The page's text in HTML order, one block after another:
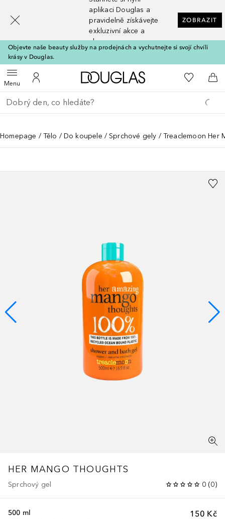
aplikaci Douglas a
pravidelně získávejte
exkluzivní akce a
slevy
ZOBRAZIT
Objevte naše beauty služby na prodejnách a vychutnejte si svojí chvíli
krásy v Douglas.
MenuOtevřít menuK mému účtu
Domů K mému
Do
Vraťte se
Proveďte vyhledávání
Homepage Tělo Do koupele Sprchové gely Treaclemoon Her
HER MANGO THOUGHTS
Sprchový gel 0 (0)
150 Kč
500 ml
[navigation.slideout.screenreader]